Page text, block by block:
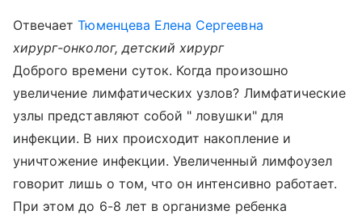
ОтвечаетТюменцева Елена Сергеевна
хирург-онколог, детский хирург
Доброго времени суток. Когда произошно
увеличение лимфатических узлов? Лимфатические
узлы представляют собой " ловушки" для
инфекции. В них происходит накопление и
уничтожение инфекции. Увеличенный лимфоузел
говорит лишь о том, что он интенсивно работает.
При этом до 6-8 лет в организме ребенка